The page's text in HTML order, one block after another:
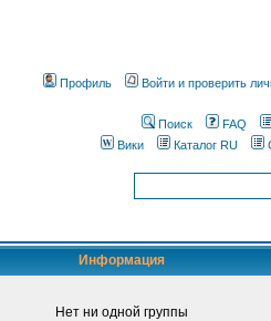
Профиль Войти и проверить
Поиск FAQ
Вики
Каталог RU
Информация
Нет ни одной группы